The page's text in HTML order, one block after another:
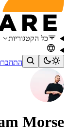
כל הקטגוריות
Morse